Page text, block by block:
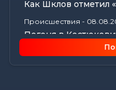
Как Шклов отметил
Происшествия -
Погоня в
мотоциклист